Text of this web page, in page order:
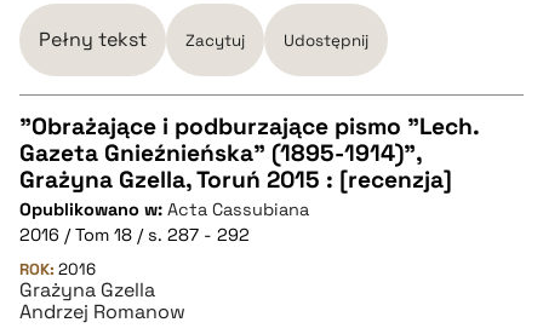
pobierz cytat
Pełny tekst Zacytuj Udostępnij
CZYSTY TEKST
pobierz cytat
BIBTEX
"Obrażające i podburzające pismo "Lech.
Gazeta Gnieźnieńska" (1895-1914)",
Grażyna Gzella, Toruń 2015 : [recenzja]
Opublikowano w: Acta Cassubiana
2016 / Tom 18 / s. 287 - 292
ROK: 2016
Grażyna Gzella
Andrzej Romanow